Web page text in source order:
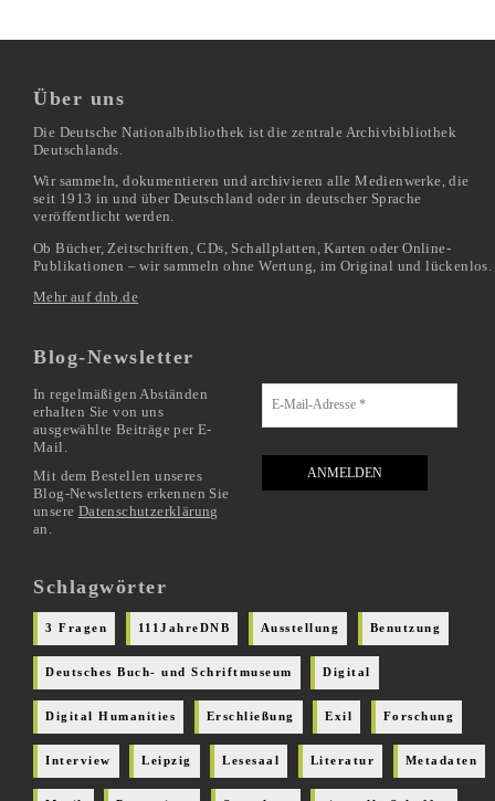
Über uns
Die Deutsche Nationalbibliothek ist die zentrale Archivbibliothek
Deutschlands.
Wir sammeln, dokumentieren und archivieren alle Medienwerke, die
seit 1913 in und über Deutschland oder in deutscher Sprache
veröffentlicht werden.
Ob Bücher, Zeitschriften, CDs, Schallplatten, Karten oder Online-
Publikationen – wir sammeln ohne Wertung, im Original und lückenlos.
Mehr auf dnb.de
Blog-Newsletter
In regelmäßigen Abständen
erhalten Sie von uns
ausgewählte Beiträge per E-
Mail.
Mit dem Bestellen unseres
Blog-Newsletters erkennen Sie
unsere Datenschutzerklärung
an.
Schlagwörter
3 Fragen 111JahreDNB Ausstellung Benutzung
Deutsches Buch- und Schriftmuseum Digital
Digital Humanities Erschließung Exil Forschung
Interview Leipzig Lesesaal Literatur Metadaten